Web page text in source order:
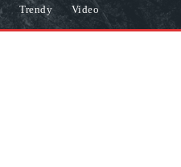
Trendy Video